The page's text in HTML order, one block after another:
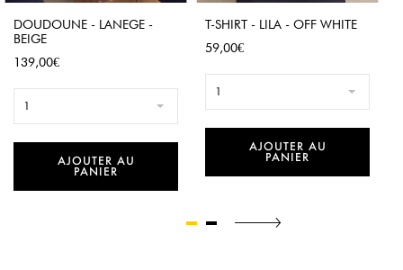
DOUDOUNE - LANEGE -
BEIGE
Prix
139,00€
1
AJOUTER AU
PANIER
T-SHIRT - LILA - OFF WHITE
Prix
59,00€
1
AJOUTER AU
PANIER